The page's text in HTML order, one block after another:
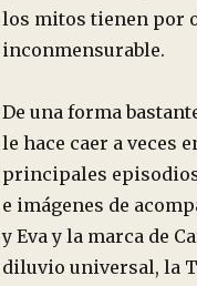
los mitos tienen por
inconmensurable.
De una forma
le hace caer a veces
principales
e imágenes de
y Eva y la marca de
diluvio universal, la